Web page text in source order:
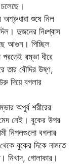
অশ্রুধারা শুষে নিল
দুজনের নিঃশ্বাস
আগুন। পিচ্ছিল
রম্ভা ধীরে
তার বৌদির উষ্ণ,
দিয়ে বগলার
অপূর্ব শরীরের
নেই। বুকের উপর
নিপলগুলো বগলার
বুকের দিকে নামতে
নিখাদ, গোলাকার।